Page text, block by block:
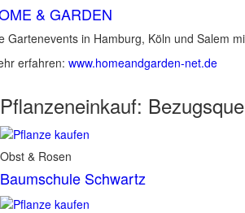
& GARDEN
Gartenevents in Hamburg, Köln und Salem
erfahren: www.homeandgarden-net.de
Pflanzeneinkauf:
Obst & Rosen
Baumschule Schwartz